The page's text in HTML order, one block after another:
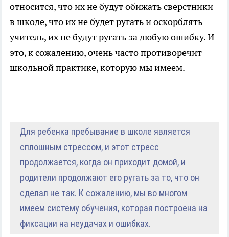
относится, что их не будут обижать сверстники
в школе, что их не будет ругать и оскорблять
учитель, их не будут ругать за любую ошибку. И
это, к сожалению, очень часто противоречит
школьной практике, которую мы имеем.
Для ребенка пребывание в школе является
сплошным стрессом, и этот стресс
продолжается, когда он приходит домой, и
родители продолжают его ругать за то, что он
сделал не так. К сожалению, мы во многом
имеем систему обучения, которая построена на
фиксации на неудачах и ошибках.